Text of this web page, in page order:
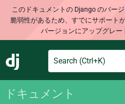
このドキュメントの Django のバー
脆弱性があるため、すでにサポート
バージョンにアップグレー
Django
Search
ドキュメント